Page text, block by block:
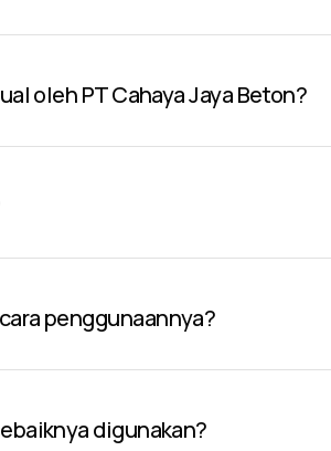
oleh PT Cahaya Jaya Beton?
penggunaannya?
digunakan?